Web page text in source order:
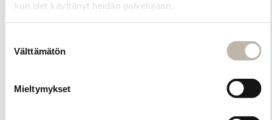
kun olet käyttänyt heidän palvelujaan.
valinta
Välttämätön
Mieltymykset
huomaamattoman
ja miellyttävän
sulautuvat omiin